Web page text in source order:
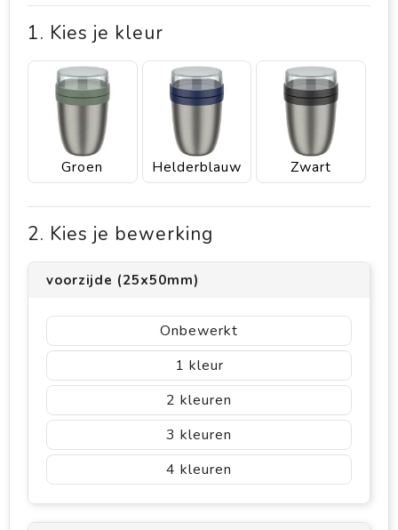
1. Kies je kleur
Groen Helderblauw Zwart
2. Kies je bewerking
voorzijde (25x50mm)
Onbewerkt
1
2
3
4